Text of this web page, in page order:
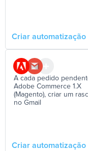
Criar automatização
A cada pedido
Adobe Commerce 1.X
(Magento), criar um
no Gmail
Criar automatização